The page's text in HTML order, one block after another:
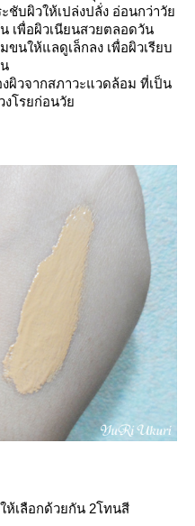
ะชับผิวให้เปล่งปลั่ง อ่อนกว่าวั
เพื่อผิวเนียนสวยตลอดวัน
ขนให้แลดูเล็กลง เพื่อผิวเรียบ
งผิวจากสภาวะแวดล้อม ที่เป็น
งโรยก่อนวั
ห้เลือกด้วยกัน 2โทนสี